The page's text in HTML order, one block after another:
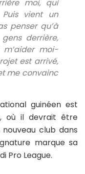
moi, qui
vient un
penser qu’à
derrière,
moi-
est arrivé,
me convainc
guinéen est
où il devrait être
club dans
marque sa
Pro League.